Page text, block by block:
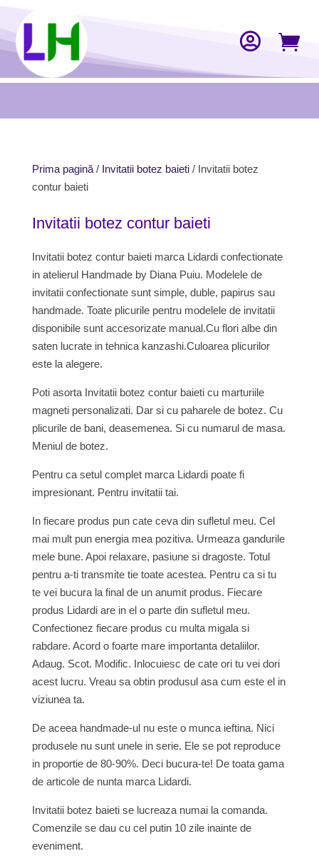
 
Prima pagină/ Invitatii botez baieti/ Invitatii botez
contur baieti
Invitatii botez contur baieti
Invitatii botez contur baieti marca Lidardi confectionate
in atelierul Handmade by Diana Puiu. Modelele de
invitatii confectionate sunt simple, duble, papirus sau
handmade. Toate plicurile pentru modelele de invitatii
disponibile sunt accesorizate manual.Cu flori albe din
saten lucrate in tehnica kanzashi.Culoarea plicurilor
este la alegere.
Poti asorta Invitatii botez contur baieti cu marturiile
magneti personalizati. Dar si cu paharele de botez. Cu
plicurile de bani, deasemenea. Si cu numarul de masa.
Meniul de botez.
Pentru ca setul complet marca Lidardi poate fi
impresionant. Pentru invitatii tai.
In fiecare produs pun cate ceva din sufletul meu. Cel
mai mult pun energia mea pozitiva. Urmeaza gandurile
mele bune. Apoi relaxare, pasiune si dragoste. Totul
pentru a-ti transmite tie toate acestea. Pentru ca si tu
te vei bucura la final de un anumit produs. Fiecare
produs Lidardi are in el o parte din sufletul meu.
Confectionez fiecare produs cu multa migala si
rabdare. Acord o foarte mare importanta detaliilor.
Adaug. Scot. Modific. Inlocuiesc de cate ori tu vei dori
acest lucru. Vreau sa obtin produsul asa cum este el in
viziunea ta.
De aceea handmade-ul nu este o munca ieftina. Nici
produsele nu sunt unele in serie. Ele se pot reproduce
in proportie de 80-90%. Deci bucura-te! De toata gama
de articole de nunta marca Lidardi.
Invitatii botez baieti se lucreaza numai la comanda.
Comenzile se dau cu cel putin 10 zile inainte de
eveniment.